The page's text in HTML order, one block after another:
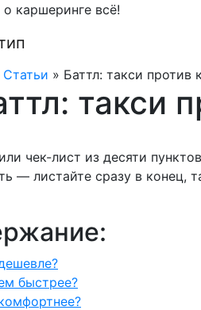
каршеринге всё!
Статьи » Баттл: такси против
такси
чек-лист из десяти
— листайте сразу в конец,
быстрее?